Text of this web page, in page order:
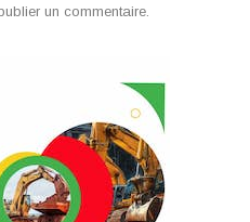
un commentaire.